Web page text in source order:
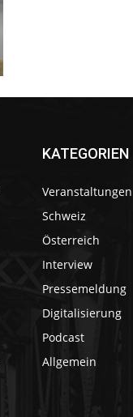
KATEGORIEN
Veranstaltungen
Schweiz
Österreich
Interview
Pressemeldung
Digitalisierung
Podcast
Allgemein